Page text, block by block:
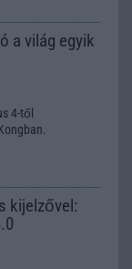
a világ egyik
4-től
kijelzővel: